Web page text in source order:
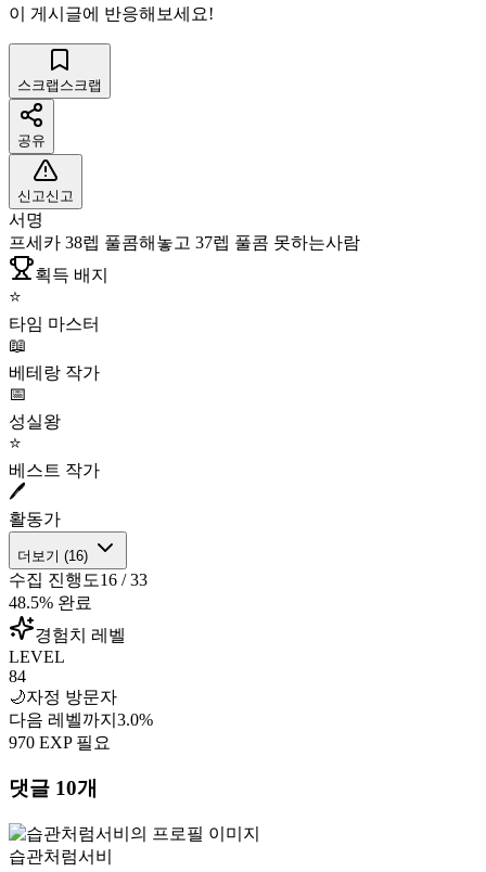
이 게시글에 반응해보세요!
스크랩 스크랩
공유
신고신고
서명
프세카 38렙 풀콤해놓고 37렙 풀콤 못하는사람
획득 배지
⭐
타임 마스터
📖
베테랑 작가
📅
성실왕
⭐
베스트 작가
🖊️
활동가
더보기 (16)
수집 진행도16 /33
48.5% 완료
경험치 레벨
LEVEL
84
🌙자정 방문자
다음 레벨까지 3.0%
970 EXP 필요
댓글 10개
습관처럼서비